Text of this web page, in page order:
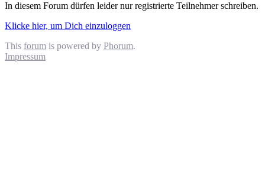
In diesem Forum dürfen leider nur registrierte Teilnehmer schreiben.
Klicke hier, um Dich einzuloggen
This forum is powered by Phorum.
Impressum